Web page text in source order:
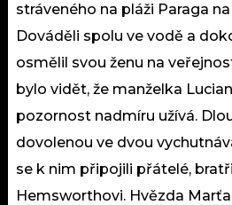
stráveného na pláži Paraga
Dováděli spolu ve vodě a
osmělil svou ženu na
bylo vidět, že manželka
pozornost nadmíru užívá.
dovolenou ve dvou
se k nim připojili přátelé,
Hemsworthovi. Hvězda